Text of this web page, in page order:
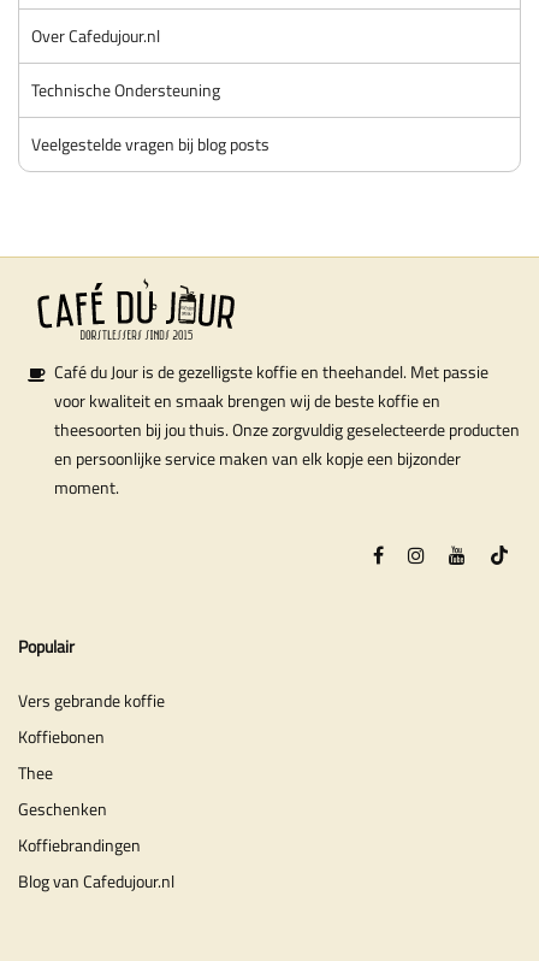
Over Cafedujour.nl
Technische Ondersteuning
Veelgestelde vragen bij blog posts
Café du Jour is de gezelligste koffie en theehandel. Met passie
voor kwaliteit en smaak brengen wij de beste koffie en
theesoorten bij jou thuis. Onze zorgvuldig geselecteerde producten
en persoonlijke service maken van elk kopje een bijzonder
moment.
Populair
Vers gebrande koffie
Koffiebonen
Thee
Geschenken
Koffiebrandingen
Blog van Cafedujour.nl